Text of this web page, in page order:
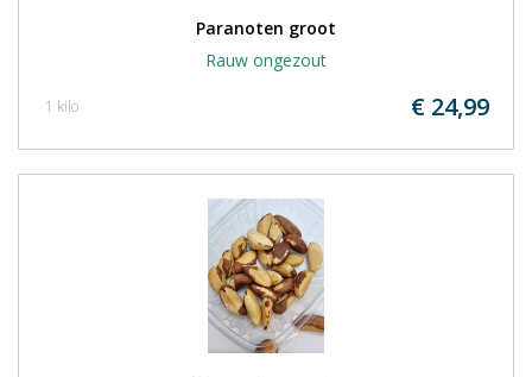
Paranoten groot
Rauw ongezout
€ 24,99
1 kilo